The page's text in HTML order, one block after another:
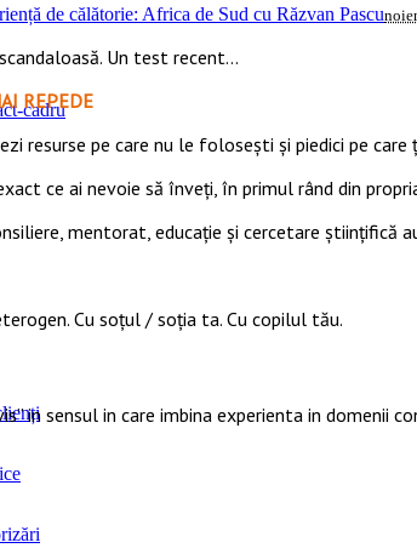
cadru
de călătorie: Africa de Sud cu Răzvan Pascu
Un test recent...
REPEDE
resurse pe care nu le folosești și piedici pe care
ce ai nevoie să înveți, în primul rând din
mentorat, educație și cercetare
Cu soțul / soția ta. Cu copilul tău.
in sensul in care imbina experienta in domenii